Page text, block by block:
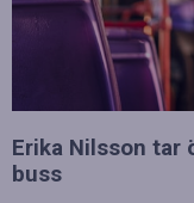
Erika Nilsson tar
buss